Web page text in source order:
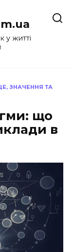
у житті
ЗНАЧЕННЯ ТА
що
в